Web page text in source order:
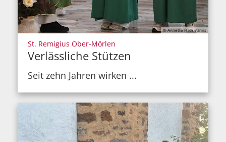
© Annette Hausmanns
St. Remigius Ober-Mörlen
Verlässliche Stützen
Seit zehn Jahren wirken ...